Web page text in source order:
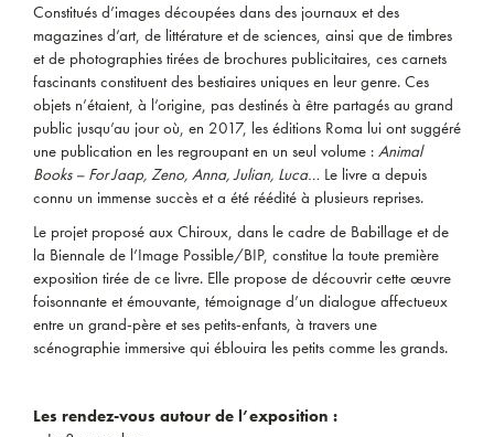
Constitués d’images découpées dans des journaux et des
magazines d’art, de littérature et de sciences, ainsi que de timbres
et de photographies tirées de brochures publicitaires, ces carnets
fascinants constituent des bestiaires uniques en leur genre. Ces
objets n’étaient, à l’origine, pas destinés à être partagés au grand
public jusqu’au jour où, en 2017, les éditions Roma lui ont suggéré
une publication en les regroupant en un seul volume : Animal
Books – For Jaap, Zeno, Anna, Julian, Luca… Le livre a depuis
connu un immense succès et a été réédité à plusieurs reprises.
Le projet proposé aux Chiroux, dans le cadre de Babillage et de
la Biennale de l’Image Possible/BIP, constitue la toute première
exposition tirée de ce livre. Elle propose de découvrir cette œuvre
foisonnante et émouvante, témoignage d’un dialogue affectueux
entre un grand-père et ses petits-enfants, à travers une
scénographie immersive qui éblouira les petits comme les grands.
Les rendez-vous autour de l’exposition :